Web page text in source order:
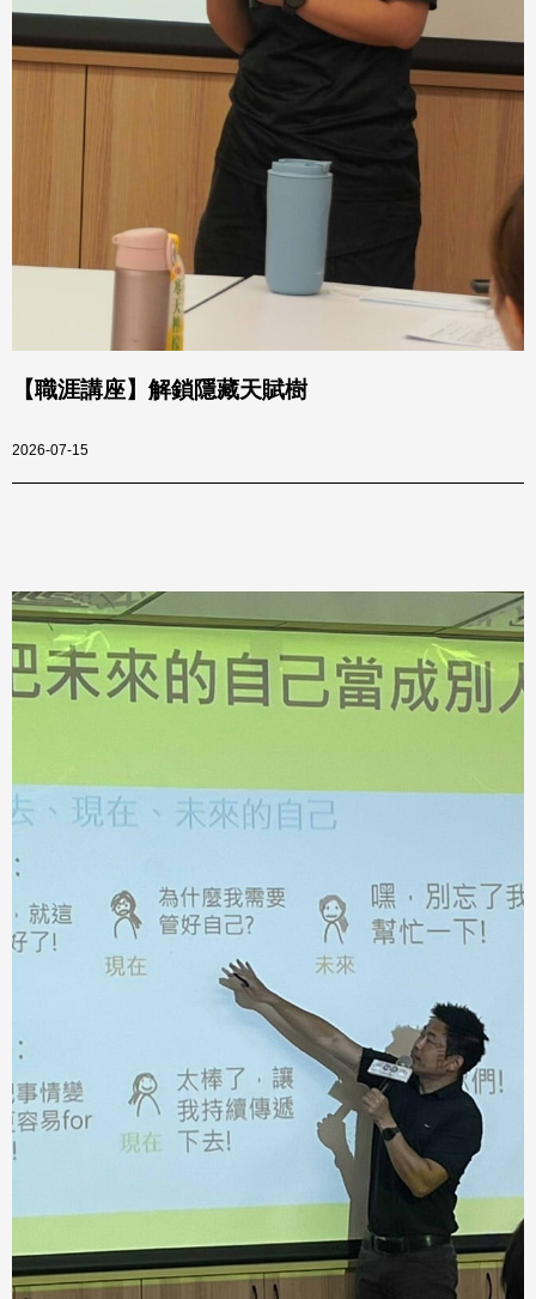
【職涯講座】解鎖隱藏天賦樹
2026-07-15